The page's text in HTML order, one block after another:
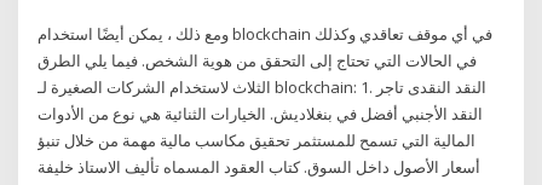
ومع ذلك ، يمكن أيضًا استخدام blockchain في أي موقف تعاقدي وكذلك
في الحالات التي تحتاج إلى التحقق من هوية الشخص. فيما يلي الطرق
الثلاث لاستخدام الشركات الصغيرة لـ blockchain: 1. النقد النقدى تاجر
النقد الأجنبي أفضل في بنغلاديش. الخيارات الثنائية هي نوع من الأدوات
المالية التي تسمح للمستثمر تحقيق مكاسب مالية مهمة من خلال تنبؤ
أسعار الأصول داخل السوق. كتاب العقود المسماه تأليف الاستاذ خليفة